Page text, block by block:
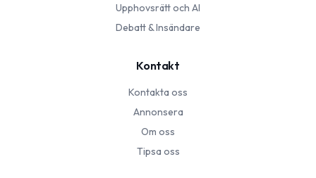
Upphovsrätt och AI
Debatt & Insändare
Kontakt
Kontakta oss
Annonsera
Om oss
Tipsa oss